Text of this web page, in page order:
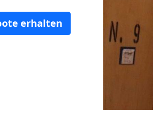
erhalten